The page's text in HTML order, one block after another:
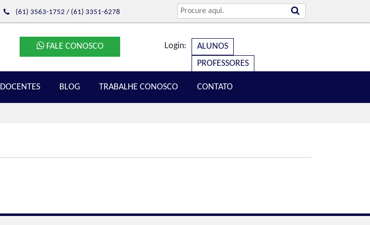
(61) 3563-1752 / (61) 3351-6278
FALE CONOSCO Login:
ALUNOS
PROFESSORES
DOCENTES BLOG TRABALHE CONOSCO CONTATO